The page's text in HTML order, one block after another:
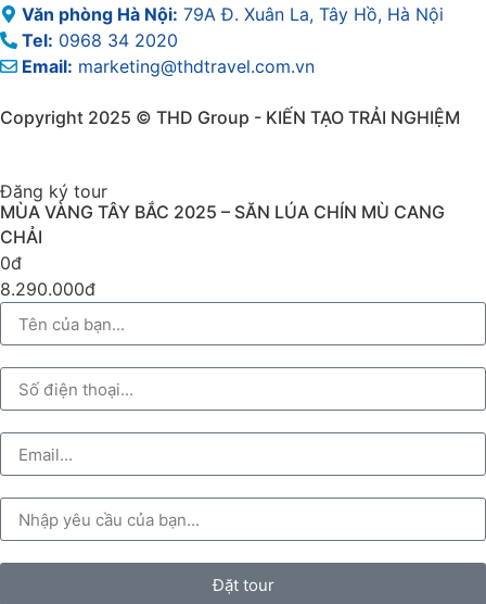
Văn phòng Hà Nội: 79A Đ. Xuân La, Tây Hồ, Hà Nội
Tel: 0968 34 2020
Email: marketing@thdtravel.com.vn
Copyright 2025 © THD Group - KIẾN TẠO TRẢI NGHIỆM
Đăng ký tour
MÙA VÀNG TÂY BẮC 2025 – SĂN LÚA CHÍN MÙ CANG
CHẢI
0đ
8.290.000đ
Đặt tour